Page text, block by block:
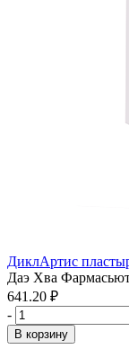
ДиклАртис
Даэ Хва
641.20 ₽
-
В корзину